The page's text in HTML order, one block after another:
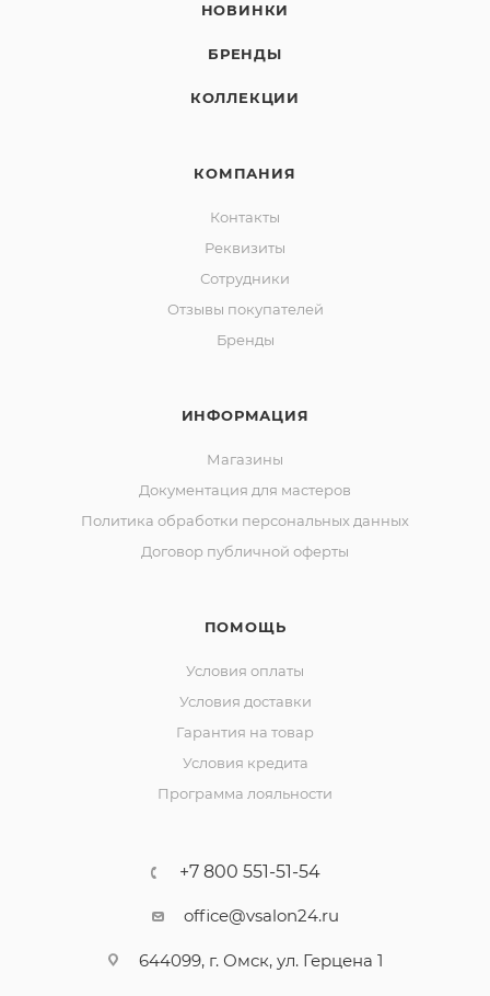
НОВИНКИ
БРЕНДЫ
КОЛЛЕКЦИИ
КОМПАНИЯ
Контакты
Реквизиты
Сотрудники
Отзывы покупателей
Бренды
ИНФОРМАЦИЯ
Магазины
Документация для мастеров
Политика обработки персональных данных
Договор публичной оферты
ПОМОЩЬ
Условия оплаты
Условия доставки
Гарантия на товар
Условия кредита
Программа лояльности
+7 800 551-51-54
office@vsalon24.ru
644099, г. Омск, ул. Герцена 1